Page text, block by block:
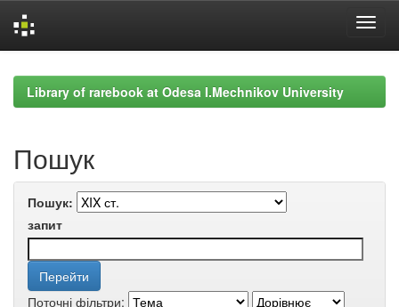
navigationLibrary of rarebook at Odesa I.Mechnikov University
Пошук
Пошук:
запит
Поточні фільтри: